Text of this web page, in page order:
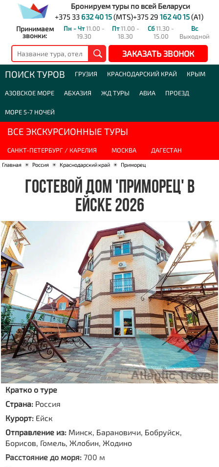
Бронируем туры по всей Беларуси
+375 33 632 40 15(MTS)+375 29 162 40 15(A1)
Принимаем
звонки:
Пн - Чт11.00 -
19.30
Пт11.00 -
18.30
Сб11.30 -
15.00
Вс
Выходной
ЗАКАЗАТЬ ЗВОНОК
ПОИСК ТУРОВ ГРУЗИЯ КРАСНОДАРСКИЙ КРАЙ КРЫМ
АЗОВСКОЕ МОРЕ АБХАЗИЯ ЖД ТУРЫ АВИА ПРОЕЗД
МОРЕ 5-7 НОЧЕЙ
ВСЕ ЭКСКУРСИОННЫЕ ТУРЫ
САНКТ-ПЕТЕРБУРГ / КАРЕЛИЯ МОСКВА ДАГЕСТАН
Главная ☀ Россия ☀ Краснодарский край ☀ Приморец
ГОСТЕВОЙ ДОМ 'ПРИМОРЕЦ' В
ЕЙСКЕ 2026
Кратко о туре
Страна: Россия
Курорт: Ейск
Отправление из: Минск, Барановичи, Бобруйск,
Борисов, Гомель, Жлобин, Жодино
Расстояние до моря: 700 м